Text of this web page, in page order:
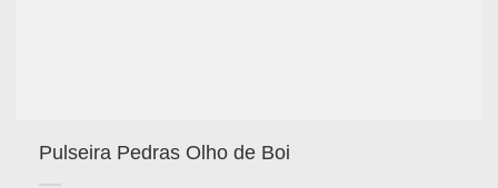
Pulseira Pedras Olho de Boi